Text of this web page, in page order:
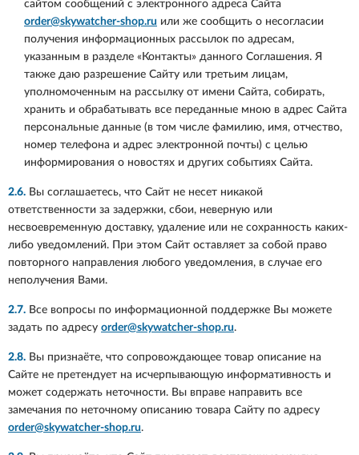
сайтом сообщений с электронного адреса Сайта
order@skywatcher-shop.ru или же сообщить о несогласии
получения информационных рассылок по адресам,
указанным в разделе «Контакты» данного Соглашения. Я
также даю разрешение Сайту или третьим лицам,
уполномоченным на рассылку от имени Сайта, собирать,
хранить и обрабатывать все переданные мною в адрес Сайта
персональные данные (в том числе фамилию, имя, отчество,
номер телефона и адрес электронной почты) с целью
информирования о новостях и других событиях Сайта.
2.6. Вы соглашаетесь, что Сайт не несет никакой
ответственности за задержки, сбои, неверную или
несвоевременную доставку, удаление или не сохранность каких-
либо уведомлений. При этом Сайт оставляет за собой право
повторного направления любого уведомления, в случае его
неполучения Вами.
2.7. Все вопросы по информационной поддержке Вы можете
задать по адресу order@skywatcher-shop.ru.
2.8. Вы признаёте, что сопровождающее товар описание на
Сайте не претендует на исчерпывающую информативность и
может содержать неточности. Вы вправе направить все
замечания по неточному описанию товара Сайту по адресу
order@skywatcher-shop.ru.